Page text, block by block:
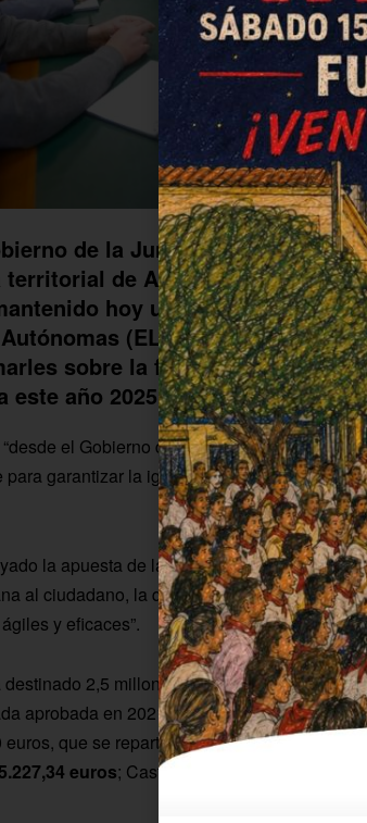
de la Junta de Andalucía
territorial de Administración
hoy un encuentro con
(ELAs) de la
sobre la financiación que el
este año 2025.
el Gobierno de Juanma Moreno
garantizar la igualdad de oportunidades
la apuesta de la Junta por los
al ciudadano, la que conoce de primera
y eficaces”.
2,5 millones de euros a las ELAs
aprobada en 2021. En el caso de la
que se reparten entre Encinarejo de
euros; Castil de Campos, con